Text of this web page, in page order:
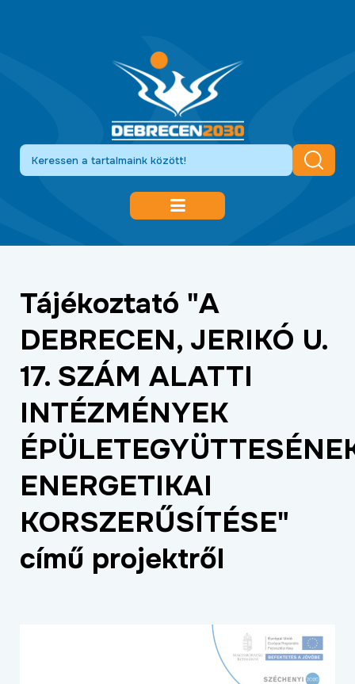
KÖZLEKEDÉSFEJLESZTÉS
KULTÚRA
ÉLETMINŐSÉG
OKTATÁS
PROJEKTEK
ÖSSZES PROJEKT
Tájékoztató "A
DEBRECEN, JERIKÓ U.
17. SZÁM ALATTI
INTÉZMÉNYEK
ENERGETIKAI
KORSZERŰSÍTÉSE"
című projektről